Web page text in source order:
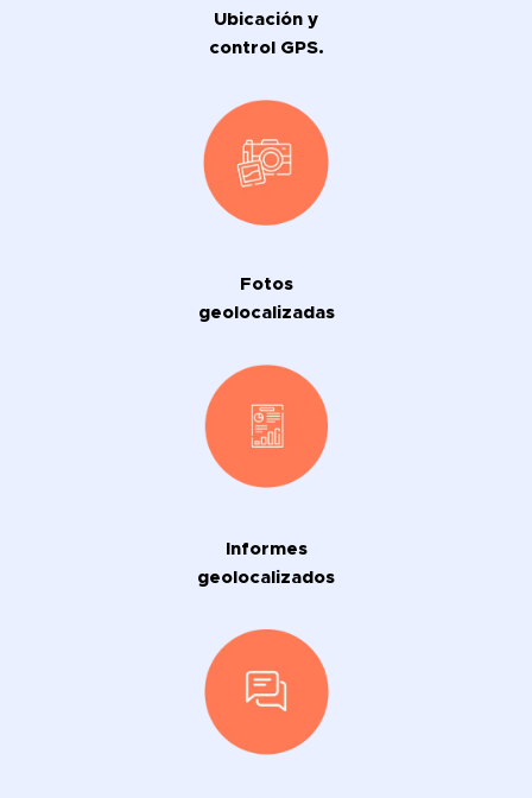
Ubicación y
control GPS.
Fotos
geolocalizadas
Informes
geolocalizados